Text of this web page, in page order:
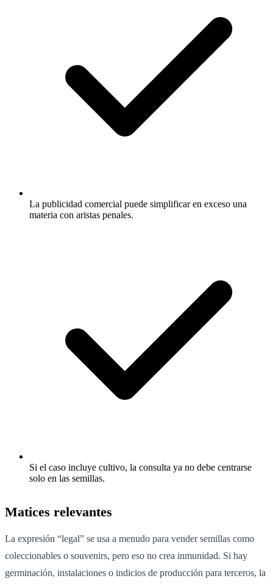
La publicidad comercial puede simplificar en exceso una
materia con aristas penales.
Si el caso incluye cultivo, la consulta ya no debe centrarse
solo en las semillas.
Matices relevantes
La expresión “legal” se usa a menudo para vender semillas como
coleccionables o souvenirs, pero eso no crea inmunidad. Si hay
germinación, instalaciones o indicios de producción para terceros, la